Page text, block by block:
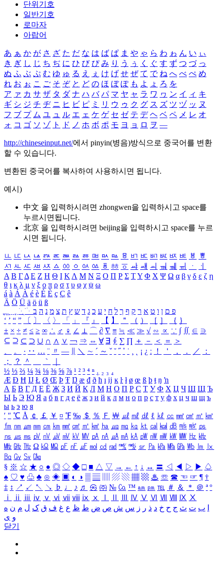
단위기호
일반기호
로마자
아랍어
あ ぁ か が さ ざ た だ な は ば ぱ ま や ゃ ら わ ゎ ん い ぃ
き ぎ し じ ち ぢ に ひ び ぴ み り う ぅ く ぐ す ず つ づ っ
ぬ ふ ぶ ぷ む ゆ ゅ る え ぇ け げ せ ぜ て で ね へ べ ぺ め
れ お ぉ こ ご そ ぞ と ど の ほ ぼ ぽ も よ ょ ろ を
ア ァ カ サ ザ タ ダ ナ ハ バ パ マ ヤ ャ ラ ワ ヮ ン イ ィ キ
ギ シ ジ チ ヂ ニ ヒ ビ ピ ミ リ ウ ゥ ク グ ス ズ ツ ヅ ッ ヌ
フ ブ プ ム ユ ュ ル エ ェ ケ ゲ セ ゼ テ デ ヘ ベ ペ メ レ オ
ォ コ ゴ ソ ゾ ト ド ノ ホ ボ ポ モ ヨ ョ ロ ヲ ―
http://chineseinput.net/에서 pinyin(병음)방식으로 중국어를 변환
할 수 있습니다.
변환된 중국어를 복사하여 사용하시면 됩니다.
예시)
中文 을 입력하시려면 zhongwen을 입력하시고 space를
누르시면됩니다.
北京 을 입력하시려면 beijing을 입력하시고 space를 누르
시면 됩니다.
ㅥ ㅦ ㅧ ㅨ ㅩ ㅪ ㅫ ㅬ ㅭ ㅮ ㅯ ㅰ ㅱ ㅲ ㅳ ㅴ ㅵ ㅶ ㅷ ㅸ
ㅹ
ㅺ ㅻ ㅼ ㅽ ㅾ ㅿ ㆀ ㆁ ㆂ ㆃ ㆄ ㆅ ㆆ ㆇ ㆈ ㆉ ㆊ ㆋ ㆌ ㆍ
ㆎ
Α Β ΓΔ Ε Ζ Η Θ Ι ΚΛ Μ Ν Ξ Ο Π Ρ Σ ΤΥ Φ Χ Ψ Ω α β γ δ ε ζ η
θ ι κ λ μ ν ξ ο π ρ σ τ υ φ χ ψ ω
á à Á À é è É È ç Ç ê
Ä Ö Ü ä ö ü ß
ִֶֹ ֻּ ׁׂ פ ם ן ו ט א ר ק ף ך ל ח י ע כ ג ד ש ץ ת צ מ נ ה ב
‘ ’ “ ” 〔 〕 〈 〉 「 」 『 』 【 】 ＂ （ ） ［ ］ ｛ ｝
± × ÷ ≠ ≤ ≥ ∞ ∴ ♂ ♀ ∠ ⊥ ⌒ ∂ ∇ ≡ ≒ ≪ ≫ √ ∽ ∝ ∵ ∫ ∬ ∈ ∋
⊆ ⊇ ⊂ ⊃ ∪ ∩ ∧ ∨ ￢ ⇒ ⇔ ∀ ∃ ∮ ∑ ∏ ＋ － ＜ ＝
＞
、
。 · ‥ … ¨ 〃 ― ＼ ∼ ´ ～ ˇ ˘ ˝ ˚ ˙ ¸ ¡ ¿ ː ！ ＇ ， ． ／
：
；
？ ＾ ｀
½ ⅓ ⅔ ¼ ¾ ⅛ ⅜ ⅝ ⅞ ¹ ² ³ ⁴ ⁿ ₁ ₂ ₃ ₄
Æ Ð Ħ Ĳ Ł Ø Œ Þ Ŧ Ŋ æ đ ð ħ ı ĳ ĸ ŀ ł ø œ ß þ ŧ ŋ ŉ
А Б В Г Д Е Ё Ж З И Й К Л М Н О П Р С Т У Ф Х Ц Ч Ш Щ Ъ
Ы Ь Э Ю Я а б в г д е ё ж з и й к л м н о п р с т у ф х ц ч ш щ ъ
ы ь э ю я
′ ″ ℃ Å ￠ ￡ ￥ ¤ ℉ ‰ ＄ ％ Ｆ ￦ ㎕ ㎖ ㎗ ℓ ㎘ ㏄ ㎣ ㎤ ㎥ ㎦
㎙ ㎚ ㎛ ㎜ ㎝ ㎞ ㎟ ㎠ ㎡ ㎢ ㏊ ㎍ ㎎ ㎏ ㏏ ㎈ ㎉ ㏈ ㎧ ㎨ ㎰
㎱ ㎲ ㎳ ㎴ ㎵ ㎶ ㎷ ㎸ ㎹ ㎀ ㎁ ㎂ ㎃ ㎄ ㎺ ㎻ ㎽ ㎾ ㎿ ㎐ ㎑
㎒ ㎓ ㎔ Ω ㏀ ㏁ ㎊ ㎋ ㎌ ㏖ ㏅ ㎭ ㎮ ㎯ ㏛ ㎩ ㎪ ㎫ ㎬ ㏝ ㏐
㏓
㏃ ㏉ ㏜ ㏆
§ ※ ☆ ★ ○ ● ◎ ◇ ◆ □ ■ △ ▽ → ← ↑ ↓ ↔ 〓 ◁ ◀ ▷ ▶ ♤
♠ ♡ ♥ ♧ ♣ ⊙ ◈ ▣ ◐ ◑ ▒ ▤ ▨ ▧ ▦ ▩ ♨ ☏ ☎ ☜ ☞ ¶ †
‡ ↕ ↗ ↙ ↖ ↘ ♭ ♩ ♪ ♬ ㉿ ㈜ № ㏇ ™ ㏂ ㏘ ℡ ＃ ＆ ＊ ＠ ª º
ⅰ
ⅱ ⅲ ⅳ ⅴ ⅵ ⅶ ⅷ ⅸ ⅹ Ⅳ Ⅴ Ⅵ Ⅶ Ⅷ Ⅸ Ⅹ
ب ت ث ج ح خ د ذ ر ز س ش ص ض ط ظ ع غ ف ق ک ل م ن ه
و ی
닫기